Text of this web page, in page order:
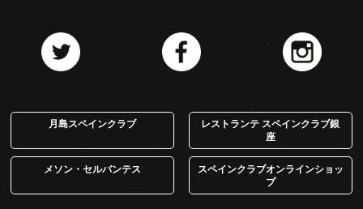
月島スペインクラブ
レストランテ スペインクラブ銀
座
メソン・セルバンテス
スペインクラブオンラインショッ
プ